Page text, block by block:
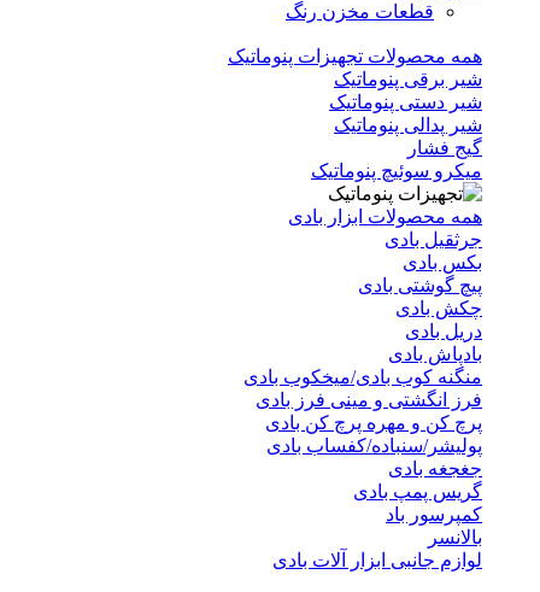
قطعات مخزن رنگ
همه محصولات تجهیزات پنوماتیک
شیر برقی پنوماتیک
شیر دستی پنوماتیک
شیر پدالی پنوماتیک
گیج فشار
میکرو سوئیچ پنوماتیک
همه محصولات ابزار بادی
جرثقیل بادی
بکس بادی
پیچ گوشتی بادی
چکش بادی
دریل بادی
بادپاش بادی
منگنه کوب بادی/میخکوب بادی
فرز انگشتی و مینی فرز بادی
پرچ کن و مهره پرچ کن بادی
پولیشر/سنباده/کفساب بادی
جغجغه بادی
گریس پمپ بادی
کمپرسور باد
بالانسر
لوازم جانبی ابزار آلات بادی